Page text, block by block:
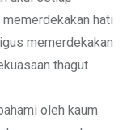
hati
memerdekakan
thagut
oleh kaum